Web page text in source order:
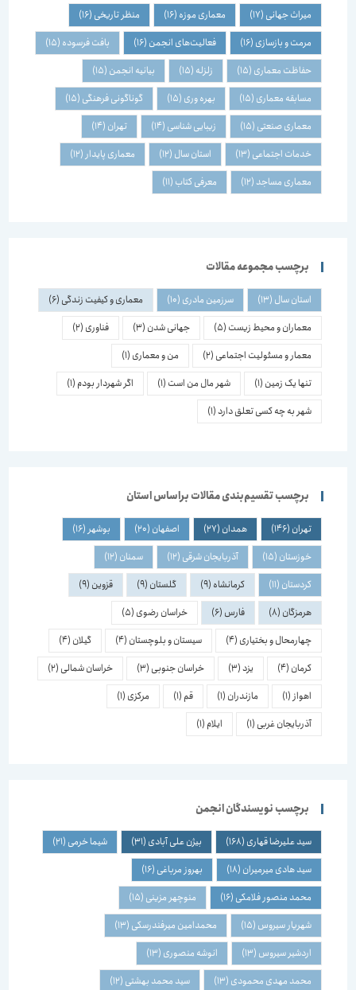
میراث جهانی(17) معماری موزه(16) منظر تاریخی(16)
مرمت و بازسازی(16) فعالیت‌های انجمن(16) بافت فرسوده(15)
حفاظت معماری(15) زلزله(15) بیانیه انجمن(15)
مسابقه معماری(15) بهره وری(15) گوناگونی فرهنگی(15)
معماری صنعتی(15) زیبایی شناسی(14) تهران(14)
خدمات اجتماعی(13) استان سال(12) معماری پایدار(12)
معماری مساجد(12) معرفی کتاب(11)
برچسب مجموعه مقالات
استان سال(13) سرزمین مادری(10) معماری و کیفیت زندگی(6)
معماران و محیط زیست(5) جهانی شدن(3) فناوری(2)
معمار و مسئولیت اجتماعی(2) من و معماری(1)
تنها یک زمین(1) شهر مال من است(1) اگر شهردار بودم(1)
شهر به چه کسی تعلق دارد(1)
برچسب تقسیم‌بندی مقالات براساس استان
تهران(146) همدان(27) اصفهان(20) بوشهر(16)
خوزستان(15) آذربایجان شرقی(12) سمنان(12)
کردستان(11) کرمانشاه(9) گلستان(9) قزوین(9)
هرمزگان(8) فارس(6) خراسان رضوی(5)
چهارمحال و بختیاری(4) سیستان و بلوچستان(4) گیلان(4)
کرمان(4)
(3) خراسان جنوبی(3) خراسان شمالی(2)
اهواز(1) مازندران(1)
(1) مرکزی(1)
آذربایجان غربی(1) ایلام(1)
برچسب نویسندگان انجمن
سید علیرضا قهاری(168) بیژن علی آبادی(31) شیما خرمی(21)
سید هادی میرمیران(18) بهروز مرباغی(16)
محمد منصور فلامکی(16) منوچهر مزینی(15)
شهریار سیروس(15) محمدامین میرفندرسکی(13)
اردشیر سیروس(13) انوشه منصوری(13)
محمد مهدی محمودی(13) سید محمد بهشتی(12)